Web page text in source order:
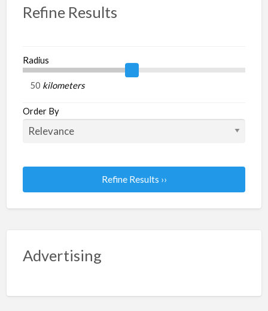
Refine Results
Radius
kilometers
Order By
Refine Results ››
Advertising